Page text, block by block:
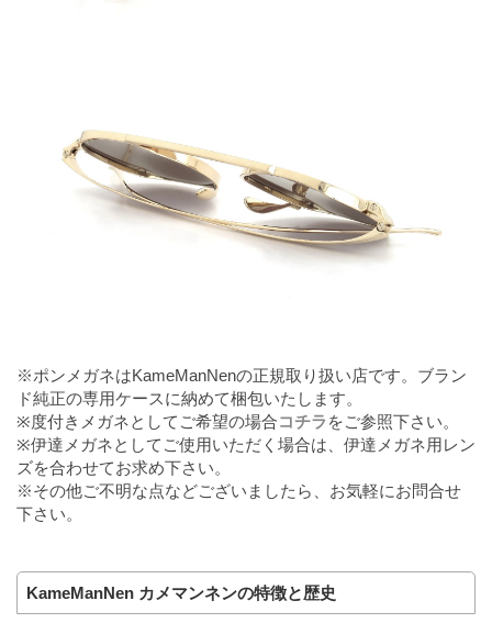
※ポンメガネはKameManNenの正規取り扱い店です。ブラン
ド純正の専用ケースに納めて梱包いたします。
※度付きメガネとしてご希望の場合コチラ をご参照下さい。
※伊達メガネとしてご使用いただく場合は、伊達メガネ用レン
ズを合わせてお求め下さい。
※その他ご不明な点などございましたら、お気軽にお問合せ
下さい。
KameManNen カメマンネンの特徴と歴史